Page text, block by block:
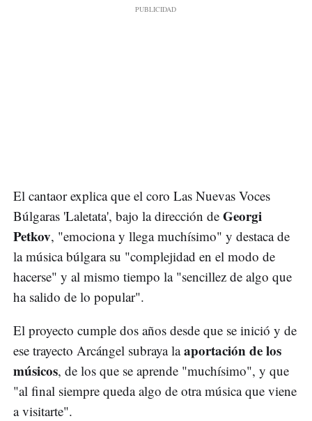
El cantaor explica que el coro Las Nuevas Voces
Búlgaras 'Laletata', bajo la dirección de Georgi
Petkov, "emociona y llega muchísimo" y destaca de
la música búlgara su "complejidad en el modo de
hacerse" y al mismo tiempo la "sencillez de algo que
ha salido de lo popular".
El proyecto cumple dos años desde que se inició y de
ese trayecto Arcángel subraya laaportación de los
músicos, de los que se aprende "muchísimo", y que
"al final siempre queda algo de otra música que viene
a visitarte".